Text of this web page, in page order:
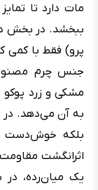
مات دارد تا
پرو) فقط با کمی
جنس چرم
بلکه خوش‌دست
اثرانگشت
یک میان‌رده، در